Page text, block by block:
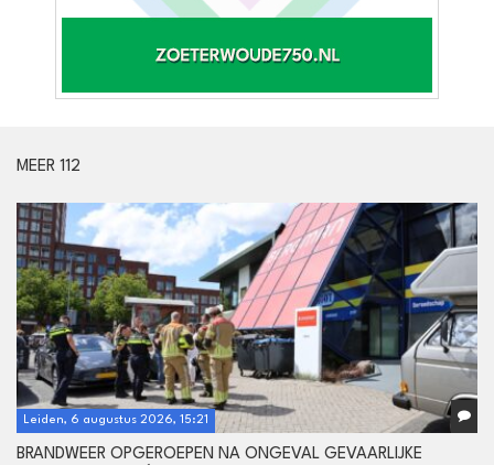
MEER 112
Leiden, 6 augustus 2026, 15:21
BRANDWEER OPGEROEPEN NA ONGEVAL GEVAARLIJKE